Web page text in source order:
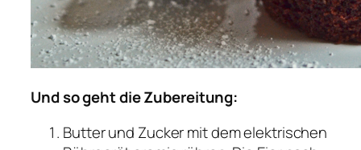
Und so geht die Zubereitung:
Butter und Zucker mit dem elektrischen